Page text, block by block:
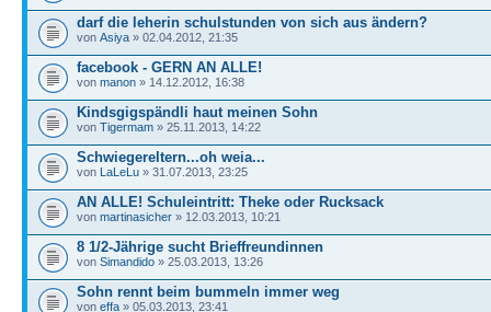
darf die leherin schulstunden von sich aus ändern?
von Asiya » 02.04.2012, 21:35
facebook - GERN AN ALLE!
von manon » 14.12.2012, 16:38
Kindsgigspändli haut meinen Sohn
von Tigermam » 25.11.2013, 14:22
Schwiegereltern...oh weia...
von LaLeLu » 31.07.2013, 23:25
AN ALLE! Schuleintritt: Theke oder Rucksack
von martinasicher » 12.03.2013, 10:21
8 1/2-Jährige sucht Brieffreundinnen
von Simandido » 25.03.2013, 13:26
Sohn rennt beim bummeln immer weg
von effa » 05.03.2013, 23:41